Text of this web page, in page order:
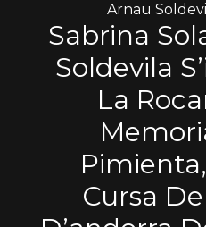
Arnau
Sabrina
Soldevila
La
Cursa